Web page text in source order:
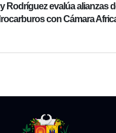
Rodríguez evalúa alianzas
con Cámara